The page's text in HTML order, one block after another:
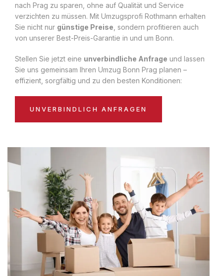
nach Prag zu sparen, ohne auf Qualität und Service
verzichten zu müssen. Mit Umzugsprofi Rothmann erhalten
Sie nicht nur günstige Preise , sondern profitieren auch
von unserer Best-Preis-Garantie in und um Bonn.
Stellen Sie jetzt eine unverbindliche Anfrage und lassen
Sie uns gemeinsam Ihren Umzug Bonn Prag planen –
effizient, sorgfältig und zu den besten Konditionen:
UNVERBINDLICH ANFRAGEN